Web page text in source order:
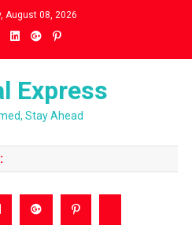
August 08, 2026
Express
Stay Ahead